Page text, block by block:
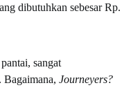
dibutuhkan sebesar Rp.
sangat
Journeyers?